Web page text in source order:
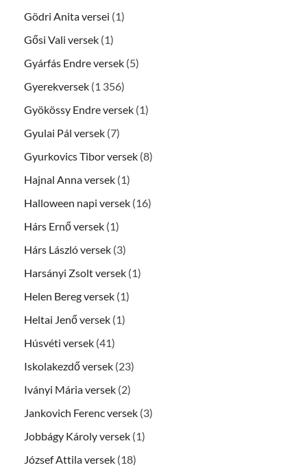
Gödri Anita versei (1)
Gősi Vali versek (1)
Gyárfás Endre versek (5)
Gyerekversek (1 356)
Gyökössy Endre versek (1)
Gyulai Pál versek (7)
Gyurkovics Tibor versek (8)
Hajnal Anna versek (1)
Halloween napi versek (16)
Hárs Ernő versek (1)
Hárs László versek (3)
Harsányi Zsolt versek (1)
Helen Bereg versek (1)
Heltai Jenő versek (1)
Húsvéti versek (41)
Iskolakezdő versek (23)
Iványi Mária versek (2)
Jankovich Ferenc versek (3)
Jobbágy Károly versek (1)
József Attila versek (18)